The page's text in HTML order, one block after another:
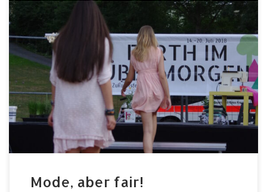
Modenschau und Performance der Fairtrade Schools
Donnerstag 07.07.2022 | 17:00-18:00 Uhr | auf der
Parkbühne im Festivalgelände Kaum eine Branche
steht so sehr für schlechte Arbeitsbedingungen wie
die Modeindustrie. Das wissen auch die Schülerinnen
und Schüler der beiden Fürther Fairtrade Schools
Helene-Lange-Gymnasium und Hardenberg-
Gymnasium. In einem gemeinsamen,
schulübergreifenden Projekt sind […]
Mode, aber fair!